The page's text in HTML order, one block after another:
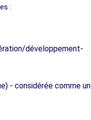
:
développement-
- considérée comme un